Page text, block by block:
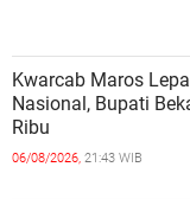
Kwarcab Maros
Nasional, Bupati
Ribu
06/08/2026, 21:43 WIB